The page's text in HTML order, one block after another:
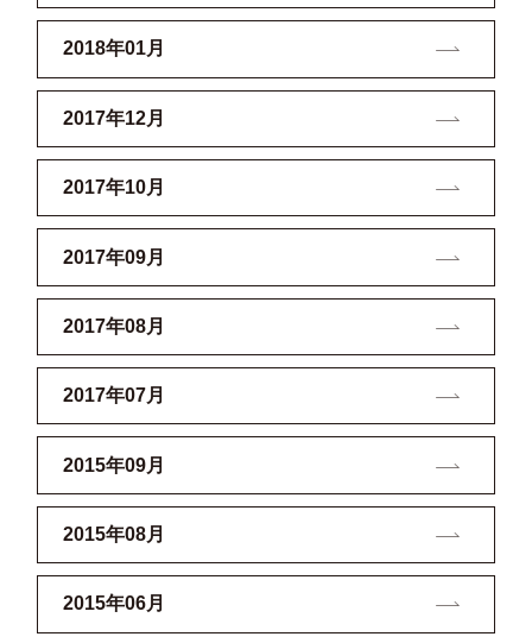
2018年01月
2017年12月
2017年10月
2017年09月
2017年08月
2017年07月
2015年09月
2015年08月
2015年06月